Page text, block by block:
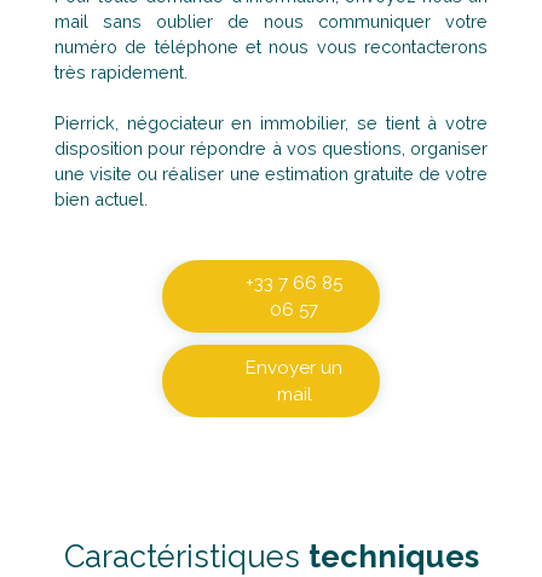
mail sans oublier de nous communiquer votre
numéro de téléphone et nous vous recontacterons
très rapidement.
Pierrick, négociateur en immobilier, se tient à votre
disposition pour répondre à vos questions, organiser
une visite ou réaliser une estimation gratuite de votre
bien actuel.
+33 7 66 85
06 57
Envoyer un
mail
Caractéristiques techniques